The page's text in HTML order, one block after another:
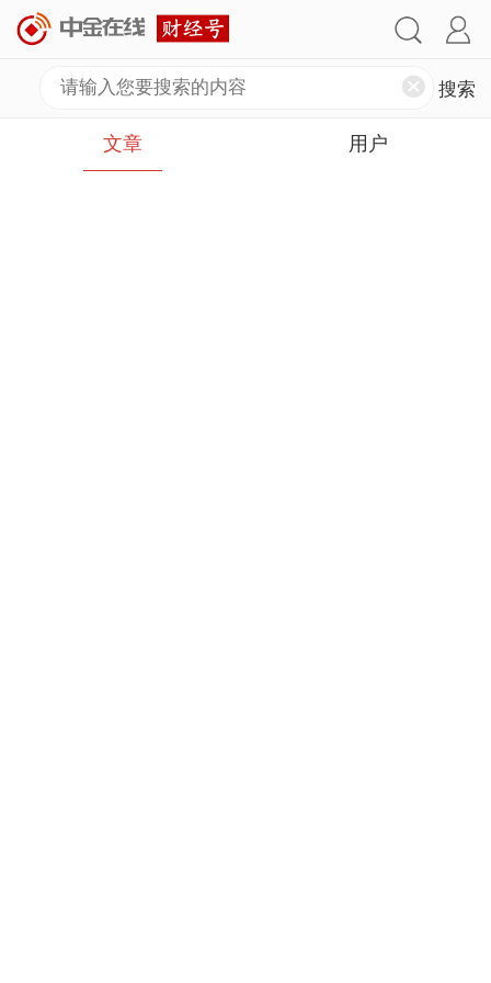
文章 用户